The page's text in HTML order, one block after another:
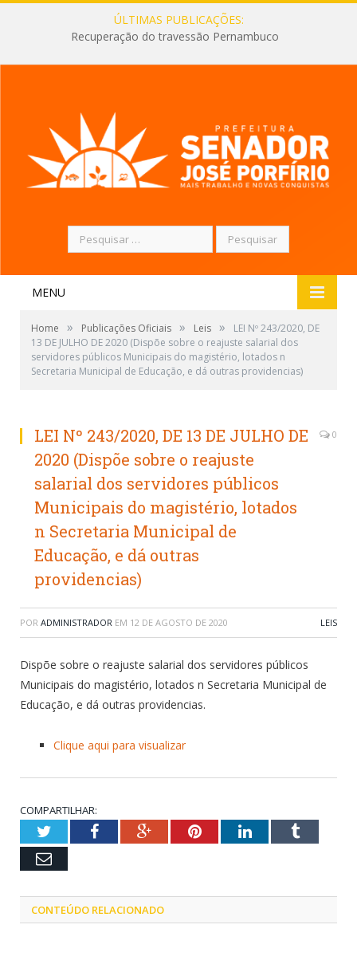
ÚLTIMAS PUBLICAÇÕES:
Recuperação do travessão Pernambuco
Pesquisar
por:
MENU
Home » Publicações Oficiais » Leis »
LEI Nº 243/2020, DE
13 DE JULHO DE 2020 (Dispõe sobre o reajuste salarial dos
servidores públicos Municipais do magistério, lotados n
Secretaria Municipal de Educação, e dá outras providencias)
LEI Nº 243/2020, DE 13 DE JULHO DE
2020 (Dispõe sobre o reajuste
salarial dos servidores públicos
Municipais do magistério, lotados
n Secretaria Municipal de
Educação, e dá outras
providencias)
0
POR ADMINISTRADOR EM 12 DE AGOSTO DE 2020 LEIS
Dispõe sobre o reajuste salarial dos servidores públicos
Municipais do magistério, lotados n Secretaria Municipal de
Educação, e dá outras providencias.
Clique aqui para visualizar
COMPARTILHAR:
TwitterFacebookGoogle+PinterestLinkedInTumblr
Email
CONTEÚDO RELACIONADO